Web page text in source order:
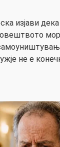
изјави дека
не е